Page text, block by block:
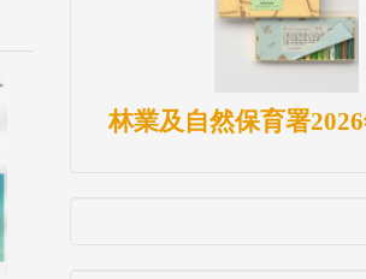
林業及自然保育署